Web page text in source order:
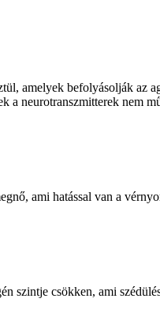
amelyek befolyásolják az
a neurotranszmitterek nem
ami hatással van a
szintje csökken, ami